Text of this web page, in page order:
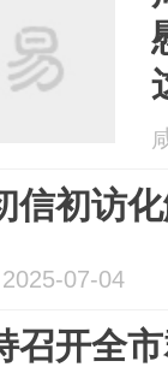
信初访
07-04
召开全